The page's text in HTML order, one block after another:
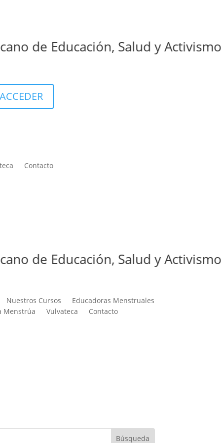
Educación, Salud y Activismos
ACCEDER
Contacto
Educación, Salud y Activismos
Nuestros Cursos
Educadoras Menstruales
Menstrúa
Vulvateca Contacto